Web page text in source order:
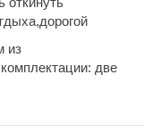
DSG.
из
две
электро